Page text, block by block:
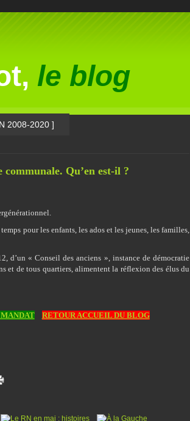
le blog
2008-2020 ]
Qu’en est-il ?
pour les enfants, les ados et les jeunes, les familles,
d’un « Conseil des anciens », instance de démocratie
et de tous quartiers, alimentent la réflexion des élus du
RETOUR ACCUEIL DU BLOG